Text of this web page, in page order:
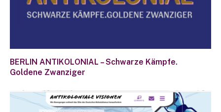
BERLIN ANTIKOLONIAL – Schwarze Kämpfe.
Goldene Zwanziger